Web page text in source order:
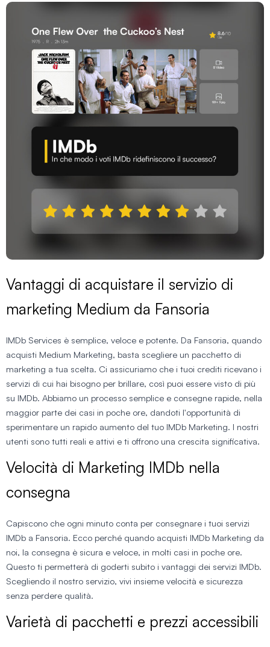
Vantaggi di acquistare il servizio di
marketing Medium da Fansoria
IMDb Services è semplice, veloce e potente. Da Fansoria, quando
acquisti Medium Marketing, basta scegliere un pacchetto di
marketing a tua scelta. Ci assicuriamo che i tuoi crediti ricevano i
servizi di cui hai bisogno per brillare, così puoi essere visto di più
su IMDb. Abbiamo un processo semplice e consegne rapide, nella
maggior parte dei casi in poche ore, dandoti l'opportunità di
sperimentare un rapido aumento del tuo IMDb Marketing. I nostri
utenti sono tutti reali e attivi e ti offrono una crescita significativa.
Velocità di Marketing IMDb nella
consegna
Capiscono che ogni minuto conta per consegnare i tuoi servizi
IMDb a Fansoria. Ecco perché quando acquisti IMDb Marketing da
noi, la consegna è sicura e veloce, in molti casi in poche ore.
Questo ti permetterà di goderti subito i vantaggi dei servizi IMDb.
Scegliendo il nostro servizio, vivi insieme velocità e sicurezza
senza perdere qualità.
Varietà di pacchetti e prezzi accessibili